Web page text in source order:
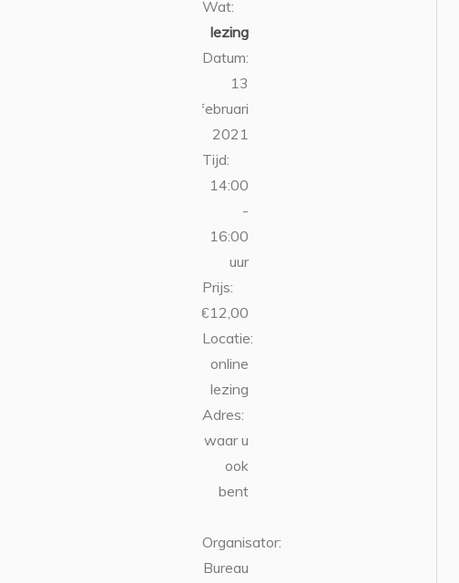
Wat:
lezing
Datum:
13
februari
2021
Tijd:
14:00
-
16:00
uur
Prijs:
€12,00
Locatie:
online
lezing
Adres:
waar u
ook
bent
Organisator:
Bureau